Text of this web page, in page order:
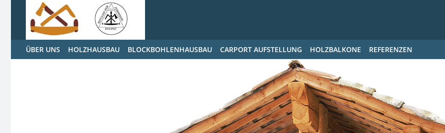
ÜBER UNS HOLZHAUSBAU BLOCKBOHLENHAUSBAU CARPORT AUFSTELLUNG HOLZBALKONE REFERENZEN